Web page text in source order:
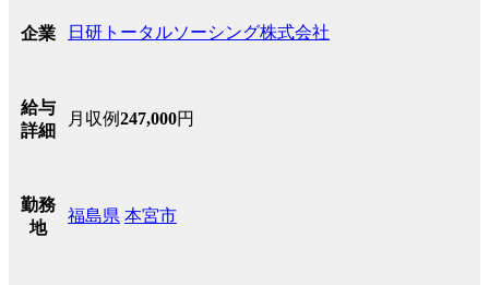
企業 日研トータルソーシング株式会社
給与
詳細
月収例247,000円
勤務
地
福島県 本宮市